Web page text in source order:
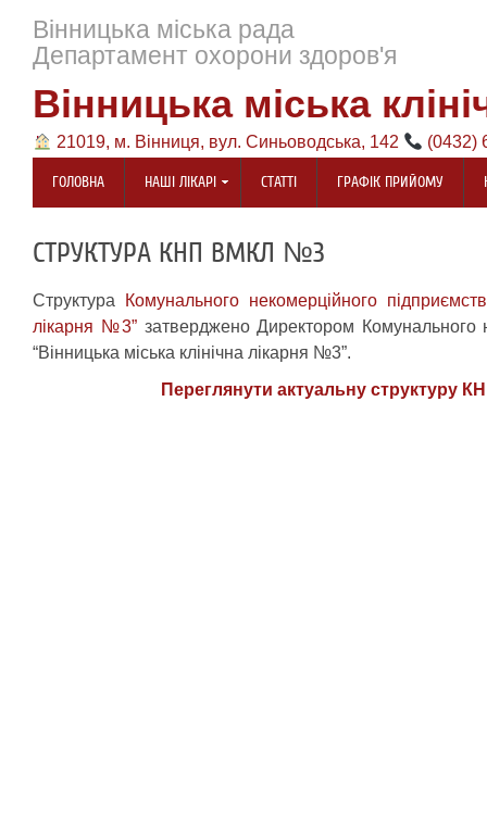
Вінницька міська рада
Департамент охорони здоров'я
Вінницька міська
21019, м. Вінниця, вул. Синьоводська, 142 (0432)
ГОЛОВНА НАШІ ЛІКАРІ СТАТТІ ГРАФІК ПРИЙОМУ
СТРУКТУРА КНП ВМКЛ №3
Структура
Комунального некомерційного
лікарня №3” затверджено Директором Комунального
“Вінницька міська клінічна лікарня №3”.
Переглянути актуальну структуру